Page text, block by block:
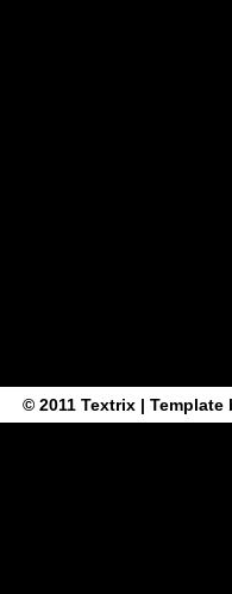
© 2011 Textrix| Template